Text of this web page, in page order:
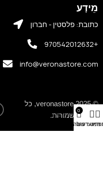
מֵידָע
כתובת: פלסטין - חברון
+970542012632
info@veronastore.com
© 2025 veronastore, כל
הזכויות שמורות.
מיו מיו160
המועדפים
0
עגלה